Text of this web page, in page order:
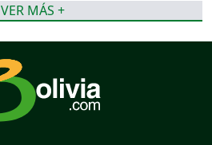
VER MÁS +